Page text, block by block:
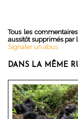
Tous les
aussitôt supprimés par
Signaler un abus
DANS LA MÊME